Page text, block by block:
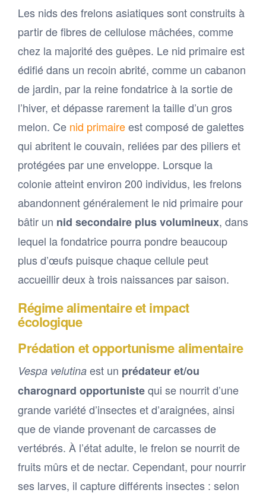
Les nids des frelons asiatiques sont construits à
partir de fibres de cellulose mâchées, comme
chez la majorité des guêpes. Le nid primaire est
édifié dans un recoin abrité, comme un cabanon
de jardin, par la reine fondatrice à la sortie de
l’hiver, et dépasse rarement la taille d’un gros
melon. Ce nid primaireest composé de galettes
qui abritent le couvain, reliées par des piliers et
protégées par une enveloppe. Lorsque la
colonie atteint environ 200 individus, les frelons
abandonnent généralement le nid primaire pour
bâtir un nid secondaire plus volumineux, dans
lequel la fondatrice pourra pondre beaucoup
plus d’œufs puisque chaque cellule peut
accueillir deux à trois naissances par saison.
Régime alimentaire et impact
écologique
Prédation et opportunisme alimentaire
Vespa velutina est un prédateur et/ou
charognard opportunistequi se nourrit d’une
grande variété d’insectes et d’araignées, ainsi
que de viande provenant de carcasses de
vertébrés. À l’état adulte, le frelon se nourrit de
fruits mûrs et de nectar. Cependant, pour nourrir
ses larves, il capture différents insectes : selon